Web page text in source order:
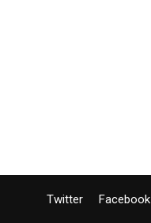
Twitter Facebook